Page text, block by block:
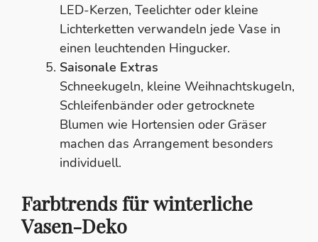
LED-Kerzen, Teelichter oder kleine
Lichterketten verwandeln jede Vase in
einen leuchtenden Hingucker.
Saisonale Extras
Schneekugeln, kleine Weihnachtskugeln,
Schleifenbänder oder getrocknete
Blumen wie Hortensien oder Gräser
machen das Arrangement besonders
individuell.
Farbtrends für winterliche
Vasen-Deko